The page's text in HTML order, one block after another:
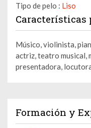
Tipo de pelo : Liso
Características
Músico, violinista,
actriz, teatro musical,
presentadora,
Formación y